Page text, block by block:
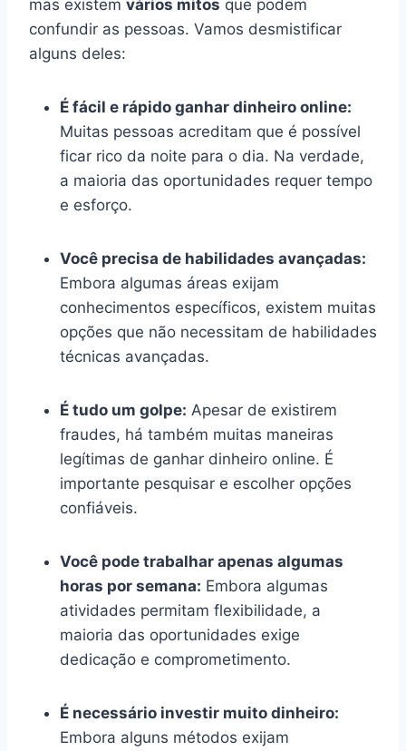
mas existem vários mitos que podem
confundir as pessoas. Vamos desmistificar
alguns deles:
É fácil e rápido ganhar dinheiro online:
Muitas pessoas acreditam que é possível
ficar rico da noite para o dia. Na verdade,
a maioria das oportunidades requer tempo
e esforço.
Você precisa de habilidades avançadas:
Embora algumas áreas exijam
conhecimentos específicos, existem muitas
opções que não necessitam de habilidades
técnicas avançadas.
É tudo um golpe: Apesar de existirem
fraudes, há também muitas maneiras
legítimas de ganhar dinheiro online. É
importante pesquisar e escolher opções
confiáveis.
Você pode trabalhar apenas algumas
horas por semana: Embora algumas
atividades permitam flexibilidade, a
maioria das oportunidades exige
dedicação e comprometimento.
É necessário investir muito dinheiro:
Embora alguns métodos exijam